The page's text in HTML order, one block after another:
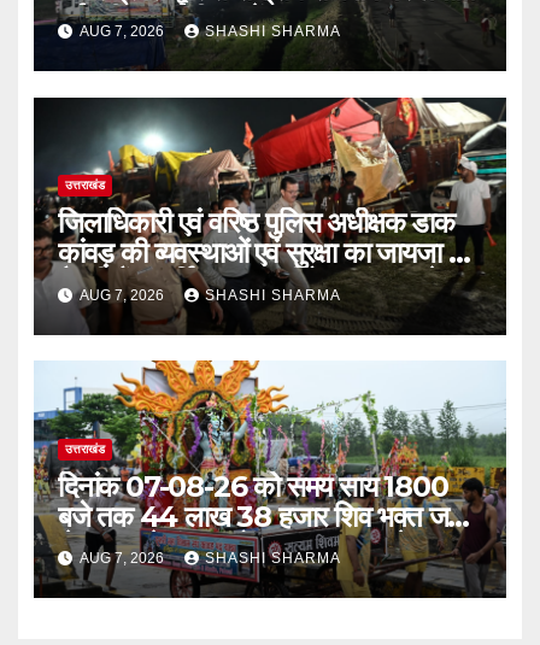
गई रंगीन एलईडी लाइटें
AUG 7, 2026 SHASHI SHARMA
उत्तराखंड
जिलाधिकारी एवं वरिष्ठ पुलिस अधीक्षक डाक
कांवड़ की व्यवस्थाओं एवं सुरक्षा का जायजा लेने
बैरागी कैंप पार्किंग स्थल जीरो ग्राउंड पर देर
रात्रि पहुंचे
AUG 7, 2026 SHASHI SHARMA
उत्तराखंड
दिनांक 07-08-26 को समय साय 1800
बजे तक 44 लाख 38 हजार शिव भक्त जल
लेकर अपने गंतव्य को प्रस्थान कर चुके
AUG 7, 2026 SHASHI SHARMA